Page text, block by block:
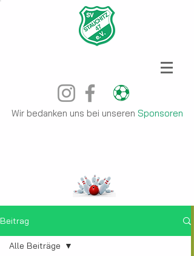
Wir bedanken uns bei unseren Sponsoren
Beitrag
Alle Beiträge